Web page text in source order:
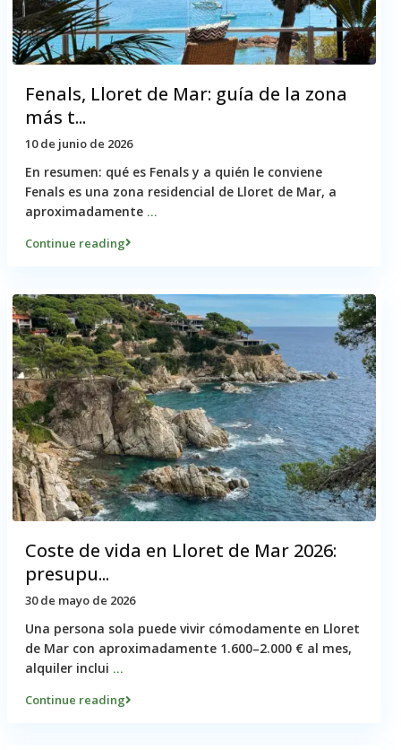
Fenals, Lloret de Mar: guía de la zona
más t...
10 de junio de 2026
En resumen: qué es Fenals y a quién le conviene
Fenals es una zona residencial de Lloret de Mar, a
aproximadamente ...
Continue reading
Coste de vida en Lloret de Mar 2026:
presupu...
30 de mayo de 2026
Una persona sola puede vivir cómodamente en Lloret
de Mar con aproximadamente 1.600–2.000 € al mes,
alquiler inclui ...
Continue reading